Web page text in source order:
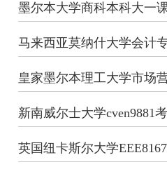
墨尔本大学商科本科大一
新南威尔士大学cven9881